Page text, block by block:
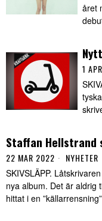
året
1
Staffan Hellstrand
22 MAR 2022 NYHETER
SKIVSLÄPP.
nya album. Det är aldrig
hittat i en